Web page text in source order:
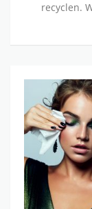
recyclen.
Verpackungen
Kosmetik
und
Feuchttücher